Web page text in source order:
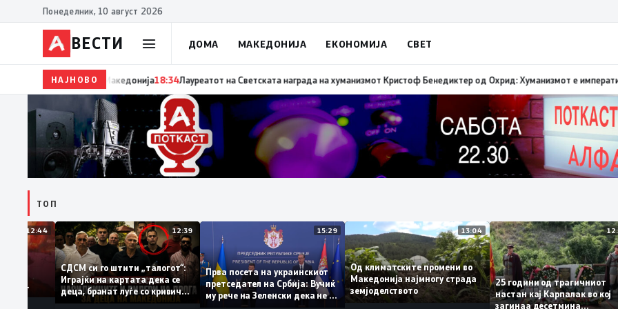
Понеделник, 10 август 2026
ВЕСТИ ДОМА МАКЕДОНИЈА ЕКОНОМИЈА СВЕТ
НАЈНОВО19:09Петрушевски: Левица да престане со лекции за морал и да каже што направила за Македонија18:34Лауреатот на
ТОП
12:44 12:39
СДСМ си го штити „талогот“:
Играјќи на картата дека се
деца, бранат луѓе со кривични
досиеја
15:29
Прва посета на украинскиот
претседател на Србија: Вучиќ
му рече на Зеленски дека не е
13:04
Од климатските промени во
Македонија најмногу страда
земјоделството
25 години од
настан кај Карпалак во
загинаа десетмина